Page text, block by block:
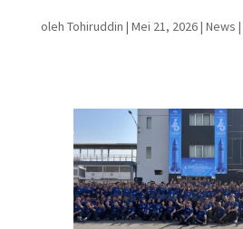
oleh Tohiruddin | Mei 21, 2026| News |